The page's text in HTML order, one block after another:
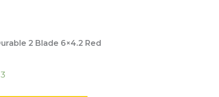
2 Blade 6×4.2 Red